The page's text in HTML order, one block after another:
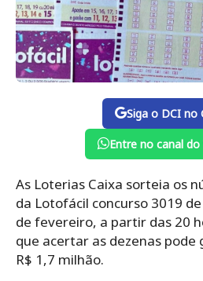
Siga o DCI no
Entre no canal do
As Loterias Caixa sorteia os
da Lotofácil concurso 3019
de fevereiro, a partir das 20
que acertar as dezenas pode
R$ 1,7 milhão.